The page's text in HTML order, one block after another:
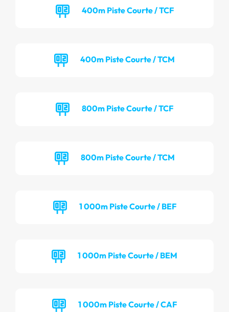
400m Piste Courte / TCF
400m Piste Courte / TCM
800m Piste Courte / TCF
800m Piste Courte / TCM
1 000m Piste Courte / BEF
1 000m Piste Courte / BEM
1 000m Piste Courte / CAF